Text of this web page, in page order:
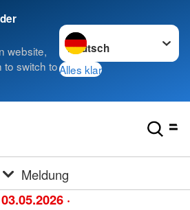
website,
to switch to
Sprache wechseln zu
Alles klar
Meldung
03.05.2026 ·